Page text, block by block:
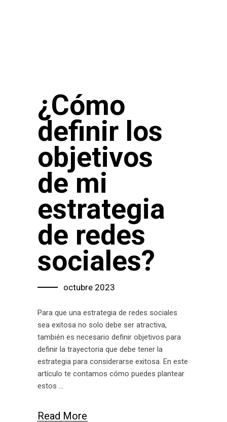
¿Cómo
definir los
objetivos
de mi
estrategia
de redes
sociales?
octubre 2023
Para que una estrategia de redes sociales
sea exitosa no solo debe ser atractiva,
también es necesario definir objetivos para
definir la trayectoria que debe tener la
estrategia para considerarse exitosa. En este
artículo te contamos cómo puedes plantear
estos
Read More